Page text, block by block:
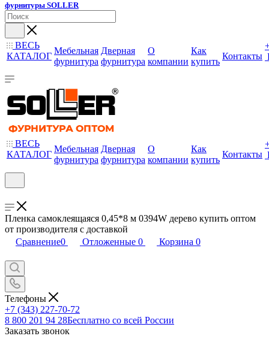
фурнитуры SOLLER
ВЕСЬ
КАТАЛОГ
Мебельная
фурнитура
Дверная
фурнитура
О
компании
Как
купить
Контакты
ВЕСЬ
КАТАЛОГ
Мебельная
фурнитура
Дверная
фурнитура
О
компании
Как
купить
Контакты
Пленка самоклеящаяся 0,45*8 м 0394W дерево купить оптом
от производителя с доставкой
Сравнение0 Отложенные 0 Корзина 0
Телефоны
+7 (343) 227-70-72
8 800 201 94 28Бесплатно со всей России
Заказать звонок